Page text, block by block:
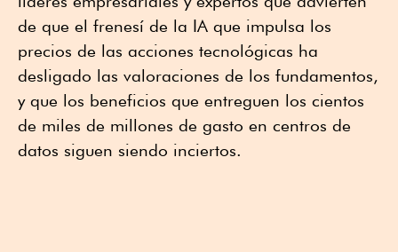
de que el frenesí de la IA que impulsa los
precios de las acciones tecnológicas ha
desligado las valoraciones de los fundamentos,
y que los beneficios que entreguen los cientos
de miles de millones de gasto en centros de
datos siguen siendo inciertos.